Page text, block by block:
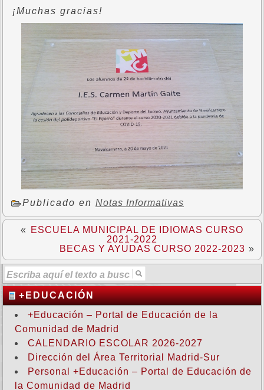
¡Muchas gracias!
Publicado en Notas Informativas
«
ESCUELA MUNICIPAL DE IDIOMAS CURSO
2021-2022
BECAS Y AYUDAS CURSO 2022-2023 »
+EDUCACIÓN
+Educación – Portal de Educación de la
Comunidad de Madrid
CALENDARIO ESCOLAR 2026-2027
Dirección del Área Territorial Madrid-Sur
Personal +Educación – Portal de Educación de
la Comunidad de Madrid